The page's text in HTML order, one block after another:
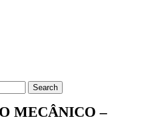
Search
MECÂNICO –